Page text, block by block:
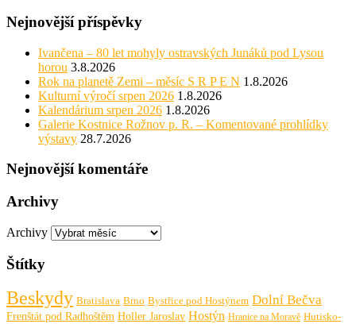
Nejnovější příspěvky
Ivančena – 80 let mohyly ostravských Junáků pod Lysou
horou 3.8.2026
Rok na planetě Zemi – měsíc S R P E N 1.8.2026
Kulturní výročí srpen 2026 1.8.2026
Kalendárium srpen 2026 1.8.2026
Galerie Kostnice Rožnov p. R. – Komentované prohlídky
výstavy 28.7.2026
Nejnovější komentáře
Archivy
Archivy
Štítky
Beskydy Bratislava Brno Bystřice pod Hostýnem Dolní Bečva
Frenštát pod Radhoštěm Holler Jaroslav Hostýn Hranice na Moravě Hutisko-